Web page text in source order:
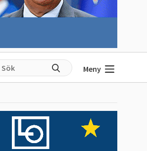
Meny